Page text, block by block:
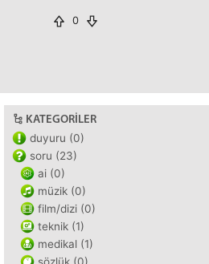
0
KATEGORILER
duyuru (0)
soru (23)
ai (0)
müzik (0)
film/dizi (0)
teknik (1)
medikal (1)